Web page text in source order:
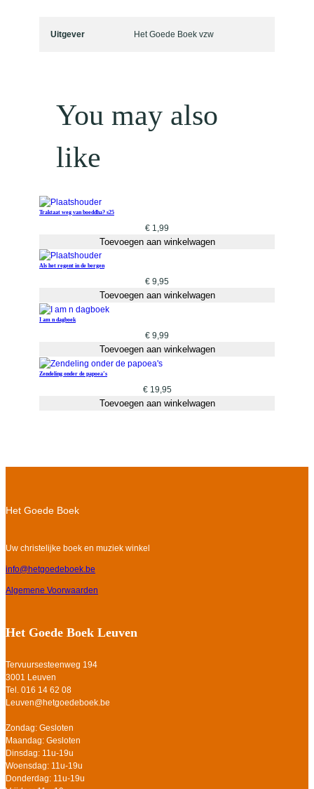
Uitgever Het Goede Boek vzw
You may also
like
Traktaat weg van boeddha? s25
€ 1,99
Toevoegen aan winkelwagen
Als het regent in de bergen
€ 9,95
Toevoegen aan winkelwagen
I am n dagboek
€ 9,99
Toevoegen aan winkelwagen
Zendeling onder de papoea’s
€19,95
Toevoegen aan winkelwagen
Het Goede Boek
Uw christelijke boek en muziek winkel
info@hetgoedeboek.be
Algemene Voorwaarden
Het Goede Boek Leuven
Tervuursesteenweg 194
3001 Leuven
Tel. 016 14 62 08
Leuven@hetgoedeboek.be
Zondag: Gesloten
Maandag: Gesloten
Dinsdag: 11u-19u
Woensdag: 11u-19u
Donderdag: 11u-19u